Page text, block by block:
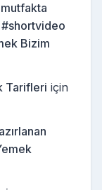
mutfakta
Bizim
Tarifleri için